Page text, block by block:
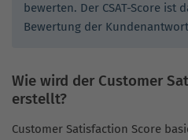
bewerten. Der CSAT-Score
Bewertung der
Wie wird der Customer
erstellt?
Customer Satisfaction Score